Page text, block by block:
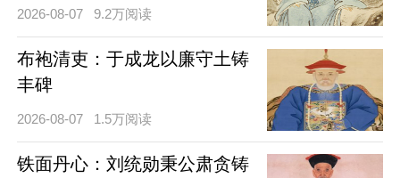
2026-08-07 9.2万阅读
布袍清吏：于成龙以廉守土铸
丰碑
2026-08-07 1.5万阅读
铁面丹心：刘统勋秉公肃贪铸